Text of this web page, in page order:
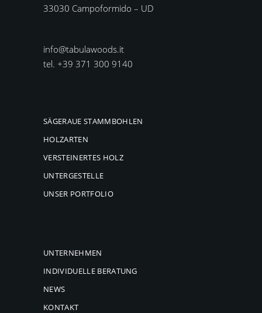
33030 Campoformido – UD
info@tabulawoods.it
tel. +39 371 300 9140
SÄGERAUE STAMMBOHLEN
HOLZARTEN
VERSTEINERTES HOLZ
UNTERGESTELLE
UNSER PORTFOLIO
UNTERNEHMEN
INDIVIDUELLE BERATUNG
NEWS
KONTAKT